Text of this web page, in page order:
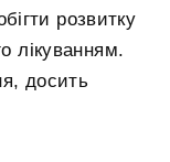
розвитку
лікуванням.
досить